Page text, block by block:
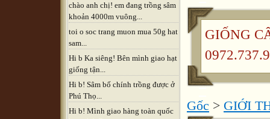
chào anh chị! em đang trồng sâm
khoản 4000m vuông...
toi o soc trang muon mua 50g hat
sam...
Hi b Ka siêng! Bên mình giao hạt
giống tận...
Hi b! Sâm bố chính trồng được ở
Phú Thọ...
Hi b! Mình giao hàng toàn quốc
GIỐNG
Gốc > GIỚI